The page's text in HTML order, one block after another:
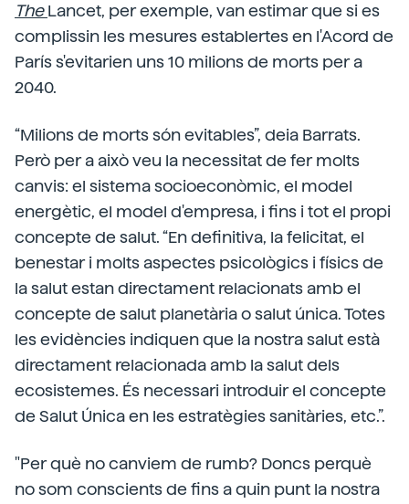
The Lancet, per exemple, van estimar que si es
complissin les mesures establertes en l'Acord de
París s'evitarien uns 10 milions de morts per a
2040.
“Milions de morts són evitables”, deia Barrats.
Però per a això veu la necessitat de fer molts
canvis: el sistema socioeconòmic, el model
energètic, el model d'empresa, i fins i tot el propi
concepte de salut. “En definitiva, la felicitat, el
benestar i molts aspectes psicològics i físics de
la salut estan directament relacionats amb el
concepte de salut planetària o salut única. Totes
les evidències indiquen que la nostra salut està
directament relacionada amb la salut dels
ecosistemes. És necessari introduir el concepte
de Salut Única en les estratègies sanitàries, etc.”.
"Per què no canviem de rumb? Doncs perquè
no som conscients de fins a quin punt la nostra